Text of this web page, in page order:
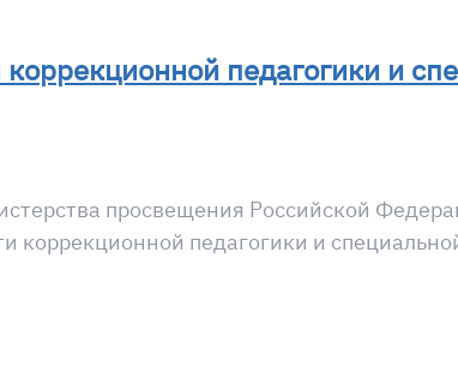
педагогики и
просвещения Российской
коррекционной педагогики и